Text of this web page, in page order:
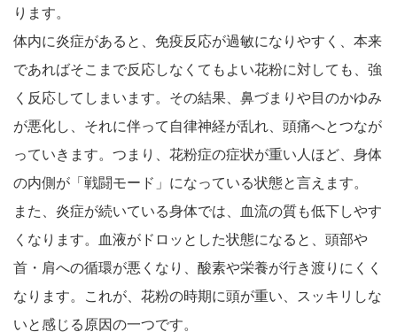
ります。
体内に炎症があると、免疫反応が過敏になりやすく、本来
であればそこまで反応しなくてもよい花粉に対しても、強
く反応してしまいます。その結果、鼻づまりや目のかゆみ
が悪化し、それに伴って自律神経が乱れ、頭痛へとつなが
っていきます。つまり、花粉症の症状が重い人ほど、身体
の内側が「戦闘モード」になっている状態と言えます。
また、炎症が続いている身体では、血流の質も低下しやす
くなります。血液がドロッとした状態になると、頭部や
首・肩への循環が悪くなり、酸素や栄養が行き渡りにくく
なります。これが、花粉の時期に頭が重い、スッキリしな
いと感じる原因の一つです。